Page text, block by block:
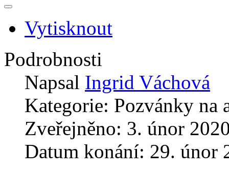
Vytisknout
Podrobnosti
Napsal Ingrid Váchová
Kategorie: Pozvánky na
Zveřejněno: 3. únor
Datum konání: 29. únor